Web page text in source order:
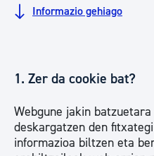
Informazio gehiago
1. Zer da cookie bat?
Webgune jakin
deskargatzen den
informazioa biltzen eta